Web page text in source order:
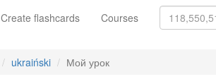
Create flashcards Courses
ukraiński Мой урок